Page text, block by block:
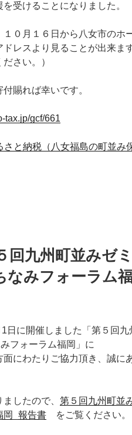
受けることになりました。
１０月１６日から八女市のホ
ドレスより見ることが出来ま
さい。）
賜れば幸いです。
tax.jp/gcf/661
と納税（八女福島の町並み
九州町並みゼ
なみフォーラム
日に開催しました「第５回
フォーラム福岡」に
面にわたりご協力頂き、誠に
したので、 第５回九州町並
岡_報告書 をご覧ください。